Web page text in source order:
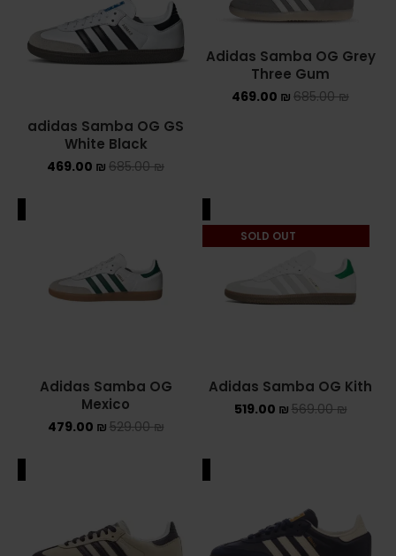
Adidas Samba OG Grey
Three Gum
685.00₪
469.00 ₪
adidas Samba OG GS
White Black
685.00₪
469.00 ₪
SOLD OUT
Adidas Samba OG Kith
569.00₪
519.00 ₪
Adidas Samba OG
Mexico
529.00₪
479.00 ₪